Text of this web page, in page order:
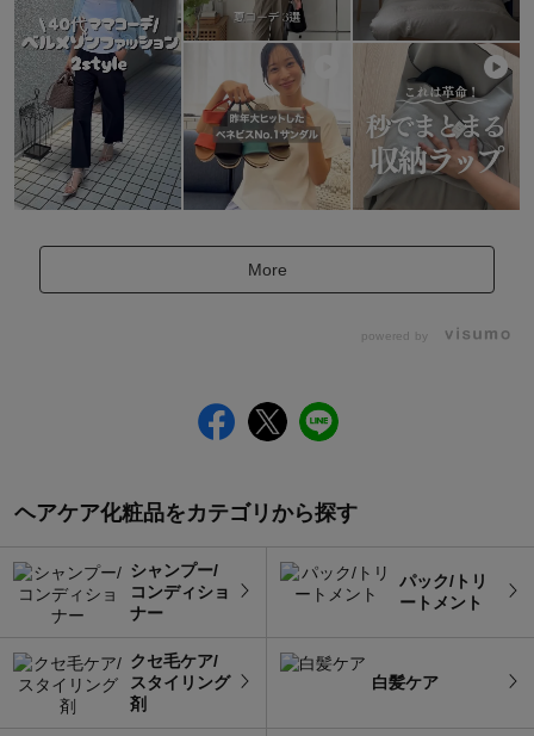
More
powered by
ヘアケア化粧品をカテゴリから探す
シャンプー/
コンディショ
ナー
パック/トリ
ートメント
クセ毛ケア/
スタイリング
剤
白髪ケア